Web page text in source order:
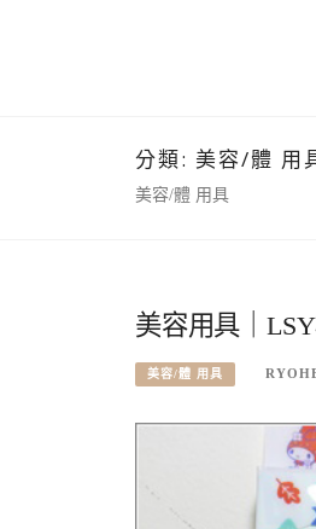
分類: 美容/體 用
美容/體 用具
美容用具｜
美容/體 用具